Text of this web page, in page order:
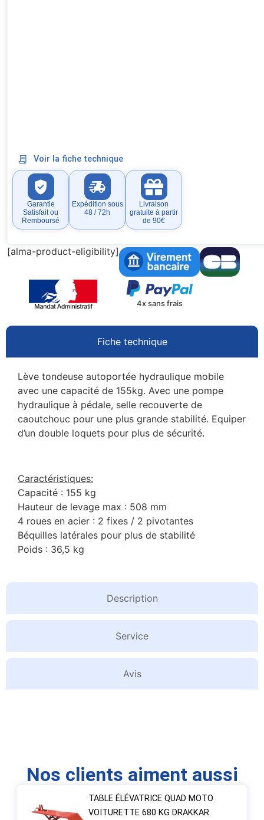
Voir la fiche technique
Garantie
Satisfait ou
Remboursé
Expédition sous
48 / 72h
Livraison
gratuite à partir
de 90€
[alma-product-eligibility]
4x sans frais
Fiche technique
Description
Service
Avis
Lève tondeuse autoportée hydraulique mobile
avec une capacité de 155kg. Avec une pompe
hydraulique à pédale, selle recouverte de
caoutchouc pour une plus grande stabilité. Equiper
d’un double loquets pour plus de sécurité.
Caractéristiques:
Capacité : 155 kg
Hauteur de levage max : 508 mm
4 roues en acier : 2 fixes / 2 pivotantes
Béquilles latérales pour plus de stabilité
Poids : 36,5 kg
Nos clients aiment aussi
TABLE ÉLÉVATRICE QUAD MOTO
VOITURETTE 680 KG DRAKKAR